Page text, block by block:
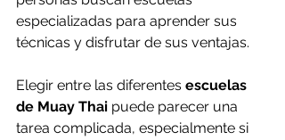
especializadas para aprender sus
técnicas y disfrutar de sus ventajas.
Elegir entre las diferentes escuelas
de Muay Thai puede parecer una
tarea complicada, especialmente si